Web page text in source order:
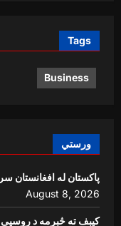
Tags
Business
ورستي
پاکستان له افغانستان
August 8, 2026
کیېف ته څېرمه د